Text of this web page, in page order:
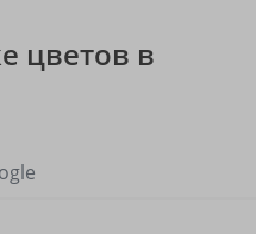
цветов в